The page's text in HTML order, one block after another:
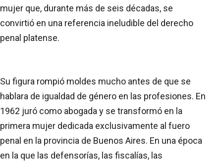
mujer que, durante más de seis décadas, se
convirtió en una referencia ineludible del derecho
penal platense.
Su figura rompió moldes mucho antes de que se
hablara de igualdad de género en las profesiones. En
1962 juró como abogada y se transformó en la
primera mujer dedicada exclusivamente al fuero
penal en la provincia de Buenos Aires. En una época
en la que las defensorías, las fiscalías, las